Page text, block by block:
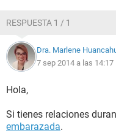
RESPUESTA 1 / 1
Dra. Marlene
7 sep 2014 a las 14:17
Hola,
Si tienes relaciones
embarazada.